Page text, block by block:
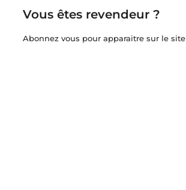
Vous êtes revendeur ?
Abonnez vous pour apparaitre sur le site